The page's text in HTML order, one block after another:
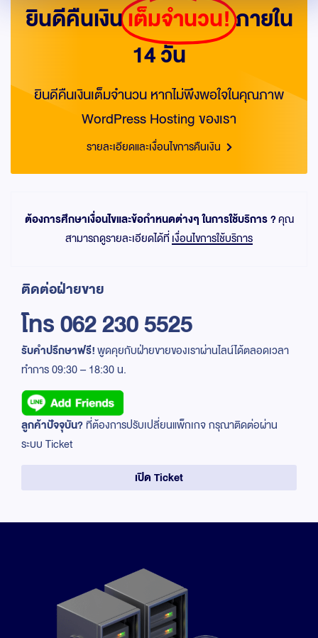
ยินดีคืนเงินเต็มจำนวน!ภายใน
14 วัน
ยินดีคืนเงินเต็มจำนวน หากไม่พึงพอใจในคุณภาพ
WordPress Hosting ของเรา
รายละเอียดและเงื่อนไขการคืนเงิน
ต้องการศึกษาเงื่อนไขและข้อกำหนดต่างๆ ในการใช้บริการ ?คุณ
สามารถดูรายละเอียดได้ที่เงื่อนไขการใช้บริการ
ติดต่อฝ่ายขาย
โทร 062 230 5525
รับคำปรึกษาฟรี!พูดคุยกับฝ่ายขายของเราผ่านไลน์ได้ตลอดเวลา
ทำการ 09:30 – 18:30 น.
ลูกค้าปัจจุบัน?ที่ต้องการปรับเปลี่ยนแพ็กเกจ กรุณาติดต่อผ่าน
ระบบ Ticket
เปิด Ticket